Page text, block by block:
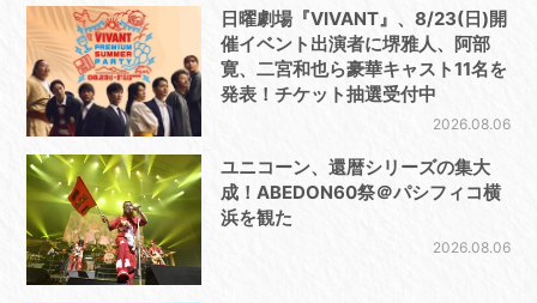
日曜劇場『VIVANT』、8/23(日)開
催イベント出演者に堺雅人、阿部
寛、二宮和也ら豪華キャスト11名を
発表！チケット抽選受付中
2026.08.06
ユニコーン、還暦シリーズの集大
成！ABEDON60祭＠パシフィコ横
浜を観た
2026.08.06